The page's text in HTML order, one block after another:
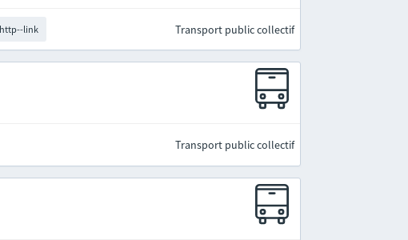
link Transport public collectif
Transport public collectif